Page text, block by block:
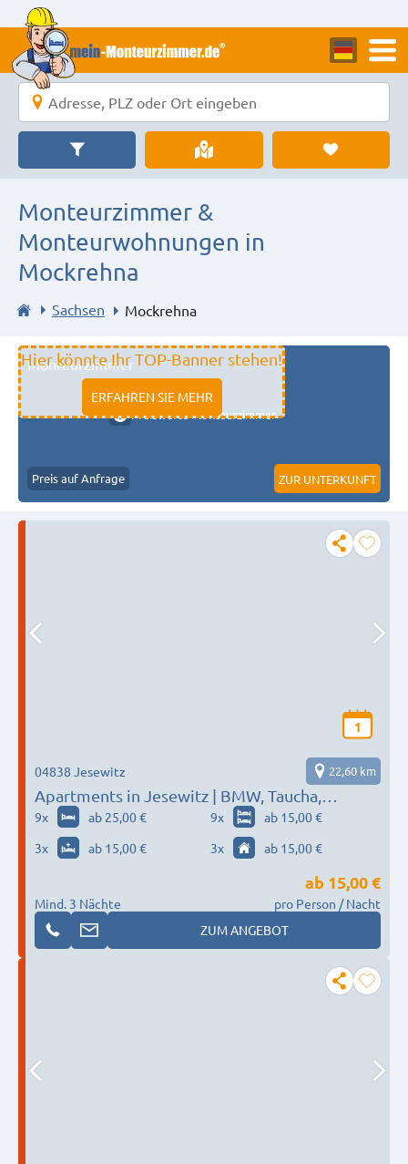
Monteurzimmer &
Monteurwohnungen in
Mockrehna
Sachsen Mockrehna
Hier könnte Ihr TOP-Banner stehen!
ERFAHREN SIE MEHR
Monteurzimmer
11333 fulda
Preiswerte Monteurzimmer
Preis auf Anfrage ZUR UNTERKUNFT
1
Apartments in Jesewitz | BMW, Taucha,
Eilenburg, Bad Düben, Delitzsch
04838 Jesewitz 22,60 km
9x ab 25,00 € 9x
ab 15,00 €
3x ab 15,00 € 3x ab 15,00 €
Mind. 3 Nächte
ab 15,00 €
pro Person / Nacht
ZUM ANGEBOT